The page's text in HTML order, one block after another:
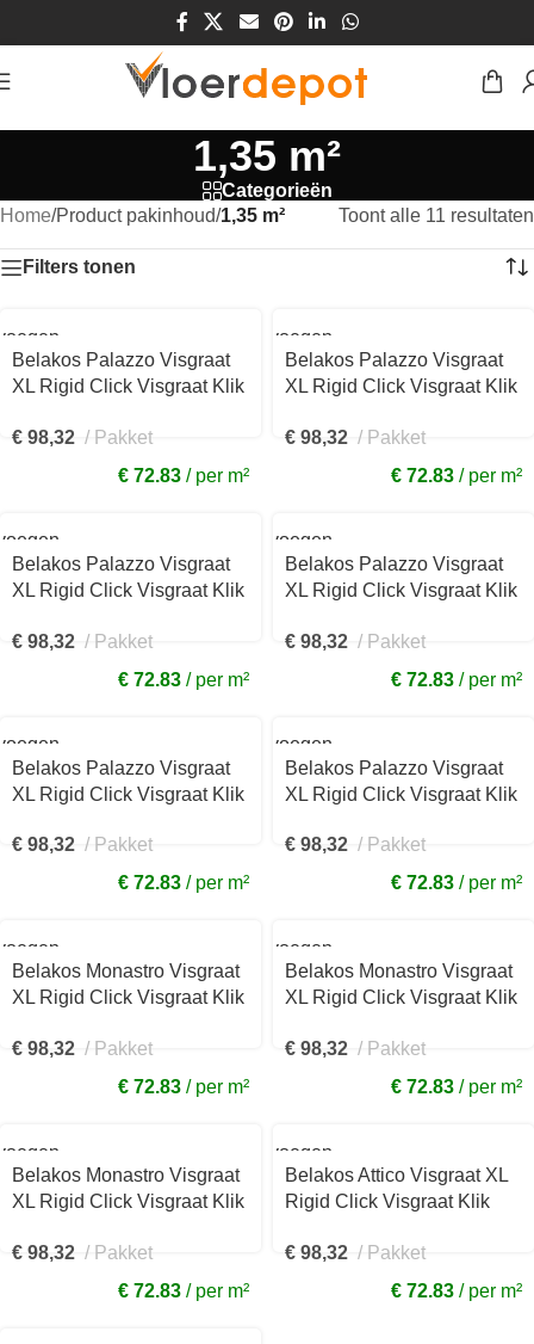
1,35 m²
Categorieën
Home/Product pakinhoud/1,35 m² Toont alle 11 resultaten
Filters tonen
Belakos Palazzo Visgraat
XL Rigid Click Visgraat Klik
150x750x7mm 71RC
€ 98,32
Pakket
€ 72.83
per m²
Toevoegen
winkelwagen
Belakos Palazzo Visgraat
XL Rigid Click Visgraat Klik
236x1520x7mm 77RC
€ 98,32
Pakket
€ 72.83
per m²
Belakos Palazzo Visgraat
XL Rigid Click Visgraat Klik
236x1520x7mm 76RC
€ 98,32
Pakket
€ 72.83
per m²
Toevoegen
winkelwagen
Belakos Palazzo Visgraat
XL Rigid Click Visgraat Klik
236x1520x7mm 75RC
€ 98,32
Pakket
€ 72.83
per m²
Belakos Palazzo Visgraat
XL Rigid Click Visgraat Klik
236x1520x7mm 74RC
€ 98,32
Pakket
€ 72.83
per m²
Toevoegen
winkelwagen
Belakos Palazzo Visgraat
XL Rigid Click Visgraat Klik
150x750x7mm 72RC
€ 98,32
Pakket
€ 72.83
per m²
Belakos Monastro Visgraat
XL Rigid Click Visgraat Klik
750x150x7mm 93RC
€ 98,32
Pakket
€ 72.83
per m²
Toevoegen
aan
winkelwagen
Belakos Monastro Visgraat
XL Rigid Click Visgraat Klik
750x150x7mm 92RC
€ 98,32
Pakket
€ 72.83
per m²
Belakos Monastro Visgraat
XL Rigid Click Visgraat Klik
90RC
€ 98,32
Pakket
€ 72.83
per m²
Toevoegen
aan
winkelwagen
Belakos Attico Visgraat XL
Rigid Click Visgraat Klik
150x750x7mm 81RC
€ 98,32
Pakket
€ 72.83
per m²